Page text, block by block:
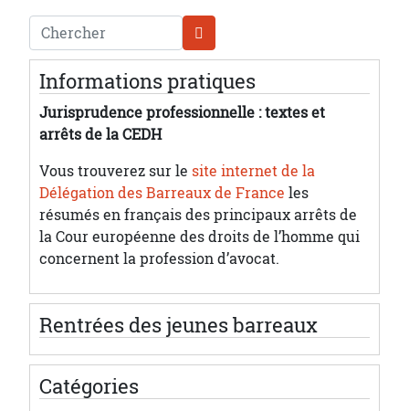
Chercher
Informations pratiques
Jurisprudence professionnelle : textes et
arrêts de la CEDH
Vous trouverez sur le site internet de la
Délégation des Barreaux de France les
résumés en français des principaux arrêts de
la Cour européenne des droits de l’homme qui
concernent la profession d’avocat.
Rentrées des jeunes barreaux
Catégories